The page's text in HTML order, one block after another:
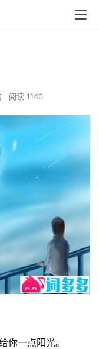
阅读 1140
你一点阳光。